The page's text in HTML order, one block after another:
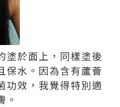
塗於面上，同樣塗後
保水。因為含有蘆薈
功效，我覺得特別適
。